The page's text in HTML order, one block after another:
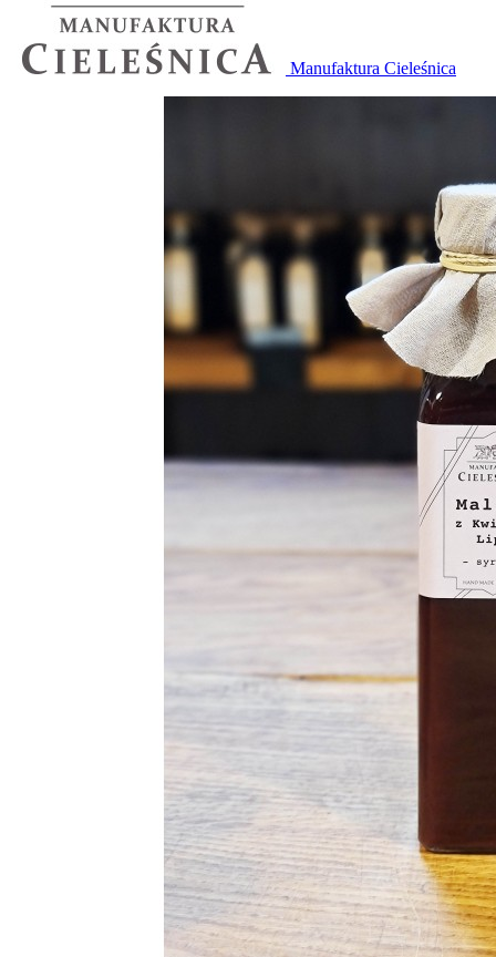
Manufaktura Cieleśnica